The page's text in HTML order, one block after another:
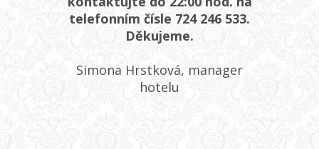
telefonním čísle 724 246 533.
Děkujeme.
Simona Hrstková, manager
hotelu